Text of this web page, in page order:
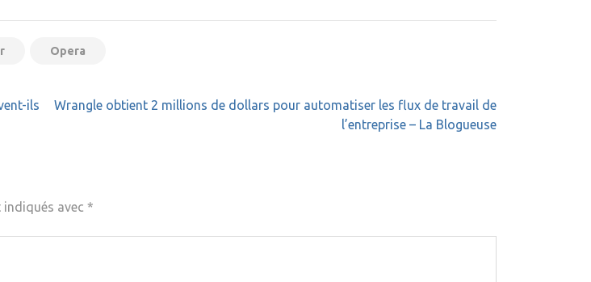
Opera
ils
Wrangle obtient 2 millions de dollars pour automatiser les flux de travail de
l’entreprise – La Blogueuse
avec *